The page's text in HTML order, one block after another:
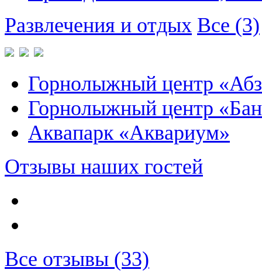
Развлечения и отдых Все (3)
Горнолыжный центр
Горнолыжный центр
Аквапарк «Аквариум»
Отзывы наших гостей
Все отзывы (33)